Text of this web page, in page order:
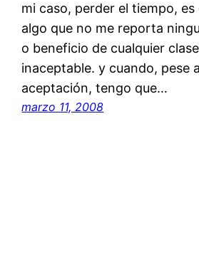
mi caso, perder el tiempo, es
algo que no me reporta
o beneficio de cualquier
inaceptable. y cuando, pese
aceptación, tengo que…
marzo 11, 2008